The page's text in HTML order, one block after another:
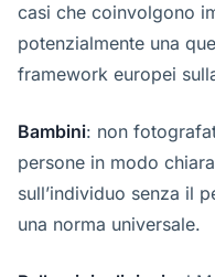
casi che coinvolgono
potenzialmente una
framework europei
Bambini: non
persone in modo
sull’individuo senza il
una norma universale.